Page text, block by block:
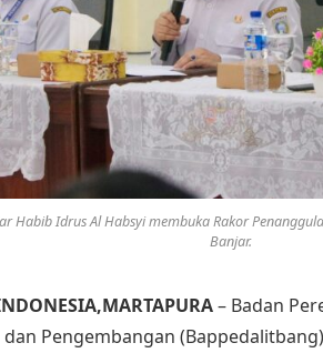
Habib Idrus Al Habsyi membuka Rakor
Banjar.
– Badan
Pengembangan